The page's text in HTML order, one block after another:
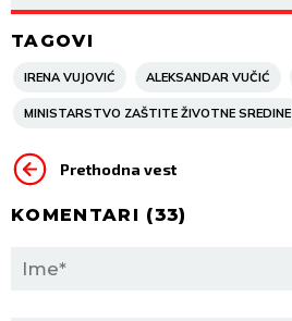
TAGOVI
IRENA VUJOVIĆ ALEKSANDAR VUČIĆ
MINISTARSTVO ZAŠTITE ŽIVOTNE SREDINE
Prethodna vest
KOMENTARI (33)